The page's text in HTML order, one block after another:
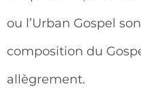
ou l’Urban Gospel
composition du
allègrement.